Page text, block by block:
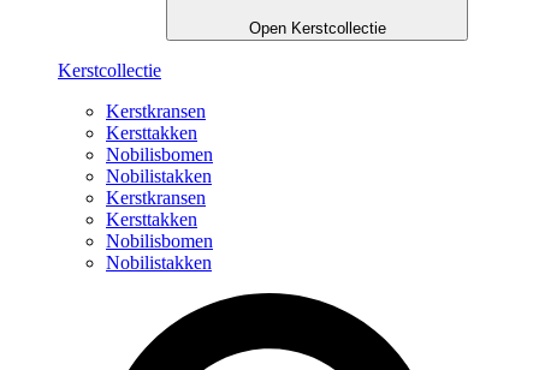
Open Kerstcollectie
Kerstcollectie
Kerstkransen
Kersttakken
Nobilisbomen
Nobilistakken
Kerstkransen
Kersttakken
Nobilisbomen
Nobilistakken